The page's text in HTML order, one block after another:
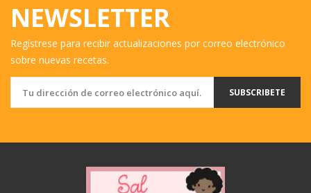
NEWSLETTER
Regístrese para recibir actualizaciones por correo electrónico
sobre nuevas recetas.
SUBSCRIBETE